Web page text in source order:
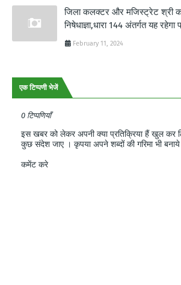
जिला कलक्टर और मजिस्ट्रेट श्री
निषेधाज्ञा,धारा 144 अंतर्गत यह रहेगा
February 11, 2024
एक टिप्पणी भेजें
0 टिप्पणियाँ
इस खबर को लेकर अपनी क्या प्रतिक्रिया हैं खुल कर
कुछ संदेश जाए । कृपया अपने शब्दों की गरिमा भी
कमेंट करे